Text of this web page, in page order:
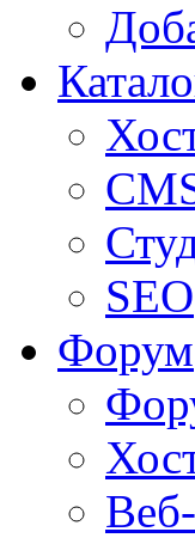
SEO
Форум